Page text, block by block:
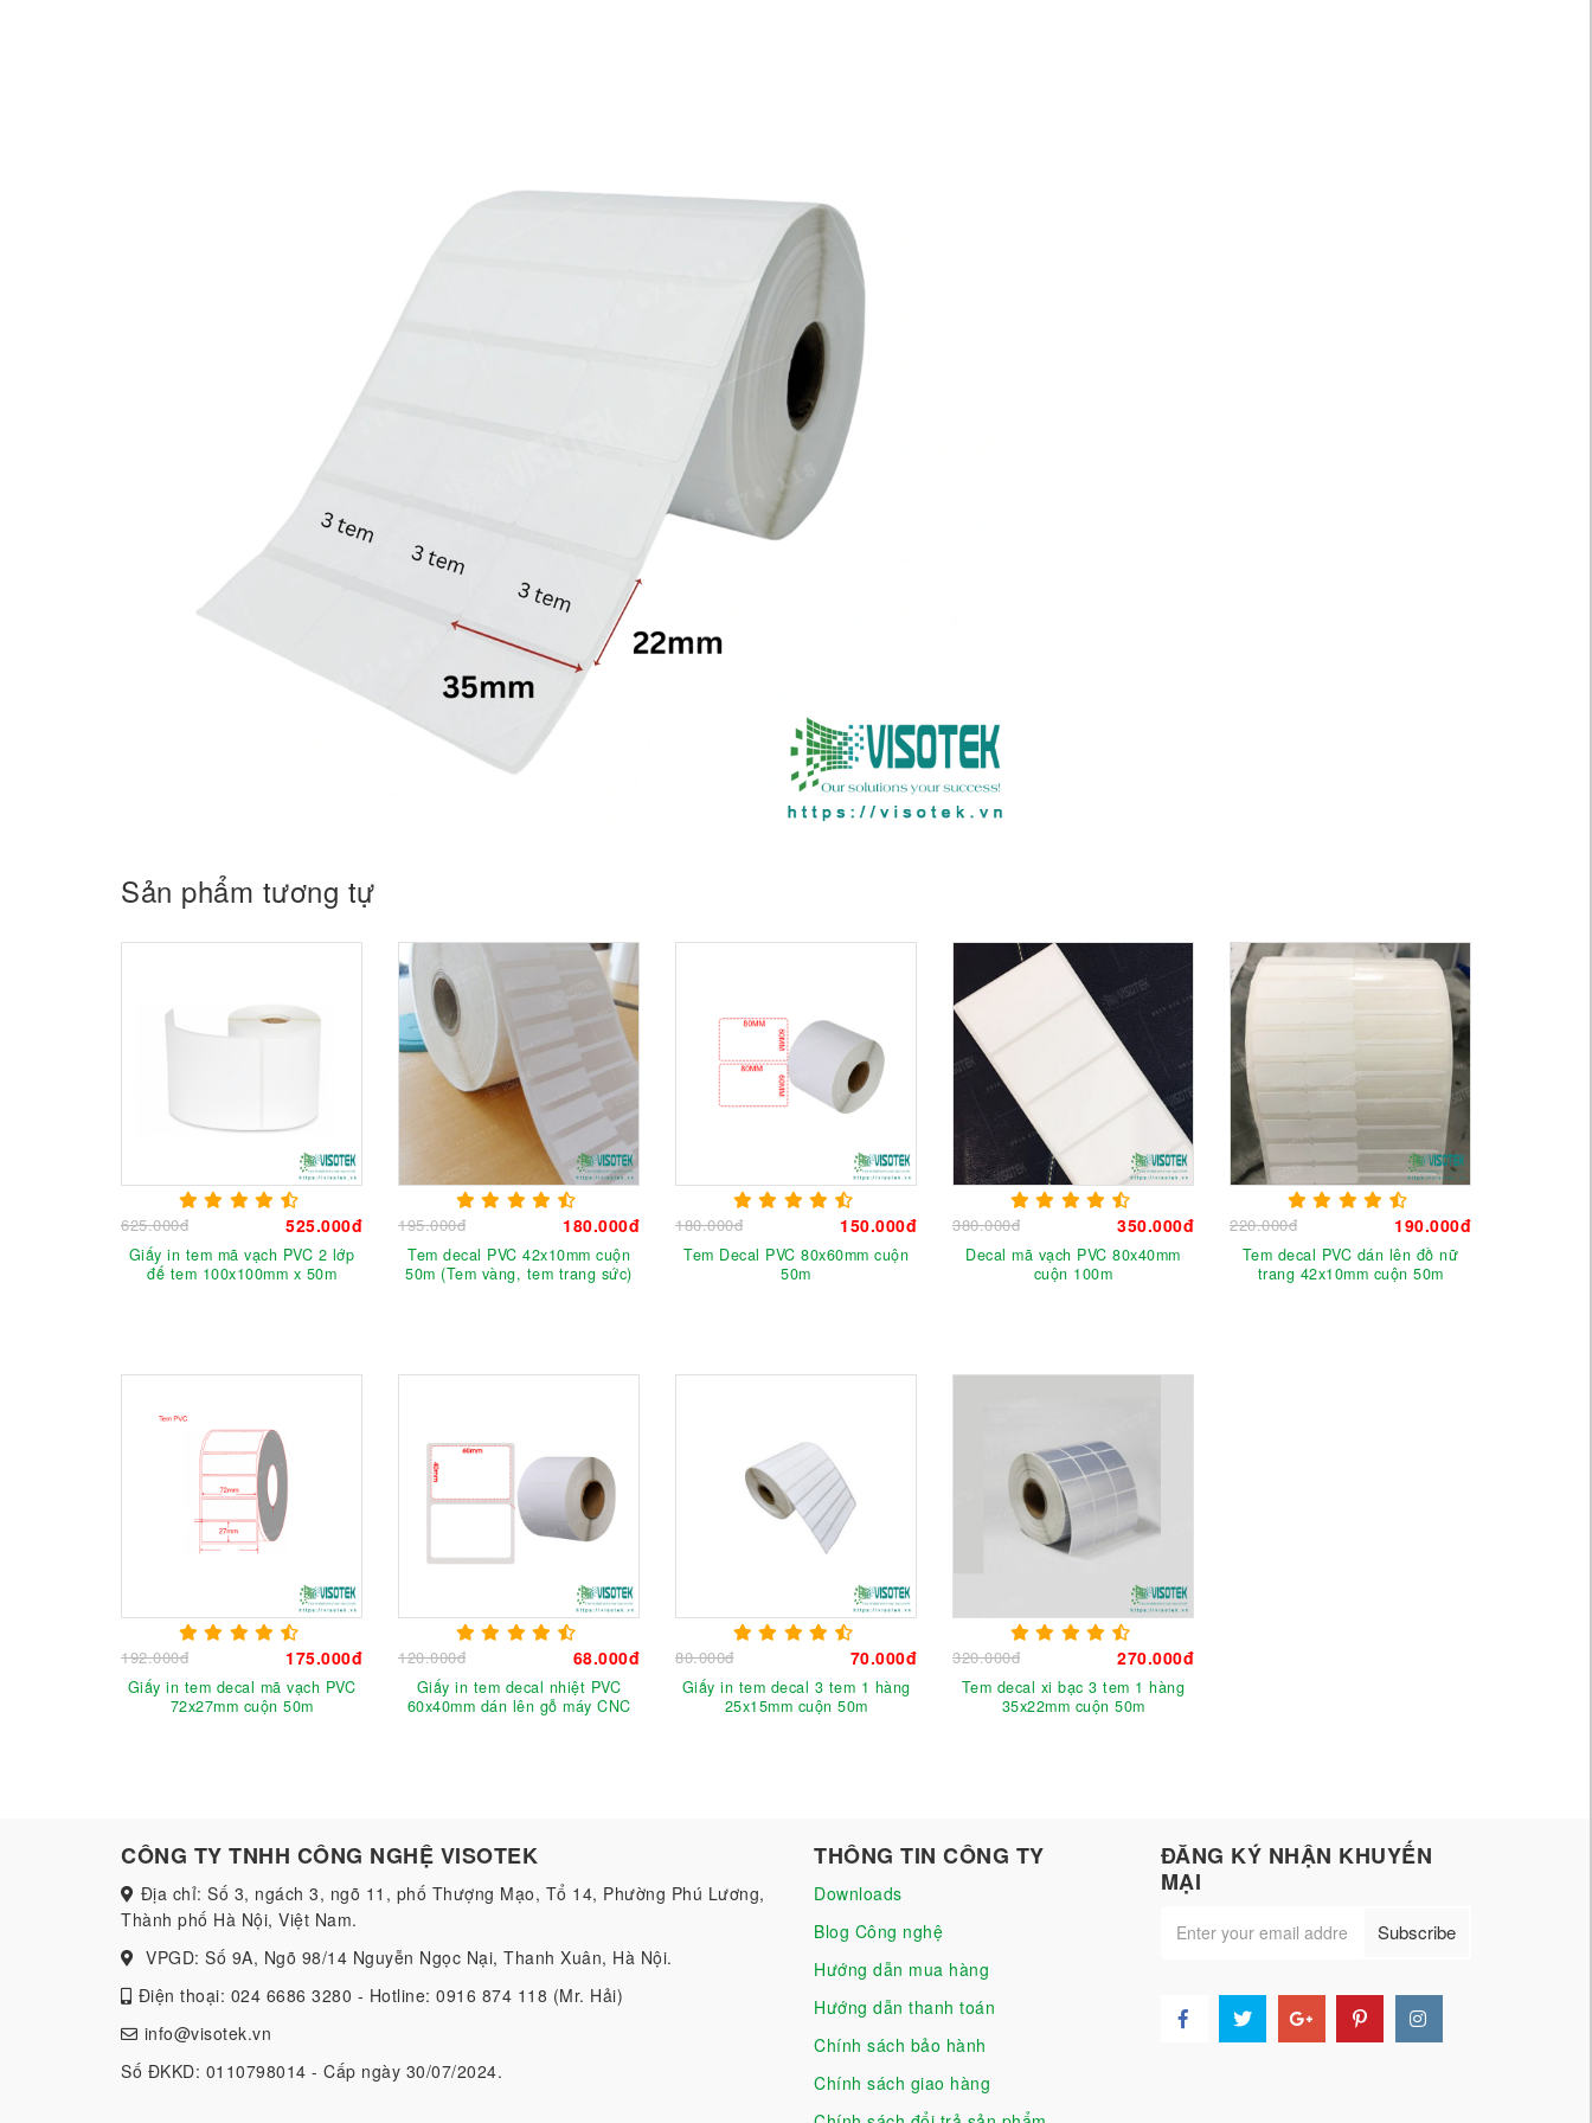
Sản phẩm tương tự
625.000đ 525.000đ
Giấy in tem mã vạch PVC 2 lớp
đế tem 100x100mm x 50m
195.000đ 180.000đ
Tem decal PVC 42x10mm cuộn
50m (Tem vàng, tem trang sức)
180.000đ 150.000đ
Tem Decal PVC 80x60mm cuộn
50m
380.000đ 350.000đ
Decal mã vạch PVC 80x40mm
cuộn 100m
220.000đ 190.000đ
Tem decal PVC dán lên đồ nữ
trang 42x10mm cuộn 50m
192.000đ 175.000đ
Giấy in tem decal mã vạch PVC
72x27mm cuộn 50m
120.000đ 68.000đ
Giấy in tem decal nhiệt PVC
60x40mm dán lên gỗ máy CNC
80.000đ 70.000đ
Giấy in tem decal 3 tem 1 hàng
25x15mm cuộn 50m
320.000đ 270.000đ
Tem decal xi bạc 3 tem 1 hàng
35x22mm cuộn 50m
CÔNG TY TNHH CÔNG NGHỆ VISOTEK
Địa chỉ: Số 3, ngách 3, ngõ 11, phố Thượng Mạo, Tổ 14, Phường Phú Lương,
Thành phố Hà Nội, Việt Nam.
VPGD: Số 9A, Ngõ 98/14 Nguyễn Ngọc Nại, Thanh Xuân, Hà Nội.
Điện thoại: 024 6686 3280 - Hotline: 0916 874 118 (Mr. Hải)
info@visotek.vn
Số ĐKKD: 0110798014 - Cấp ngày 30/07/2024.
THÔNG TIN CÔNG TY
Downloads
Blog Công nghệ
Hướng dẫn mua hàng
Hướng dẫn thanh toán
Chính sách bảo hành
Chính sách giao hàng
ĐĂNG KÝ NHẬN KHUYẾN
MẠI